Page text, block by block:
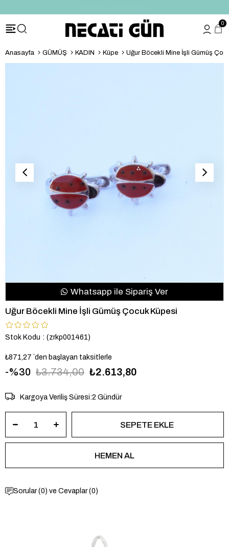
0
Anasayfa GÜMÜŞ KADIN Küpe Uğur Böcekli Mine İşli Gümüş
Whatsapp ile Sipariş Ver
Uğur Böcekli Mine İşli Gümüş Çocuk Küpesi
Stok Kodu (zrkp001461)
₺871,27 `den başlayan taksitlerle
30 ₺3.734,00 ₺2.613,80
Kargoya Veriliş Süresi:2 Gündür
Sorular (0) ve Cevaplar (0)